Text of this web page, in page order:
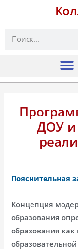
Поиск
ДОУ и
Пояснительная
Концепция
образования
образования как